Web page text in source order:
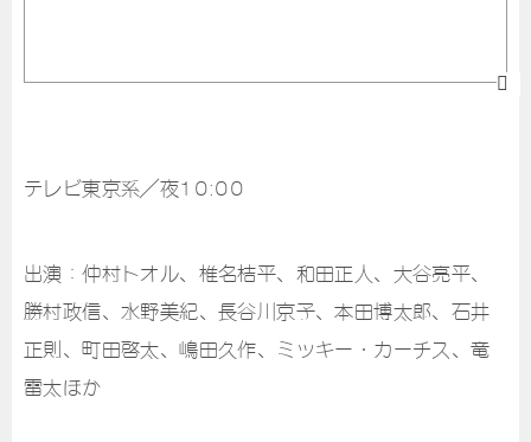
テレビ東京系／夜10:00
出演：仲村トオル、椎名桔平、和田正人、大谷亮平、
勝村政信、水野美紀、長谷川京子、本田博太郎、石井
正則、町田啓太、嶋田久作、ミッキー・カーチス、竜
雷太ほか